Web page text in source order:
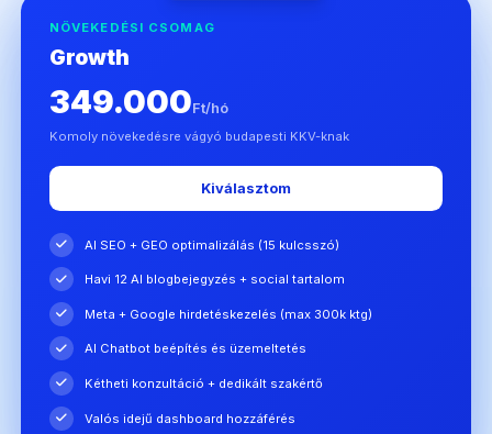
NÖVEKEDÉSI CSOMAG
Growth
349.000Ft/hó
Komoly növekedésre vágyó budapesti KKV-knak
Kiválasztom
AI SEO + GEO optimalizálás (15 kulcsszó)
Havi 12 AI blogbejegyzés + social tartalom
Meta + Google hirdetéskezelés (max 300k ktg)
AI Chatbot beépítés és üzemeltetés
Kétheti konzultáció + dedikált szakértő
Valós idejű dashboard hozzáférés